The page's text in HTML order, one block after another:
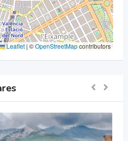
Leaflet | ©OpenStreetMapcontributors